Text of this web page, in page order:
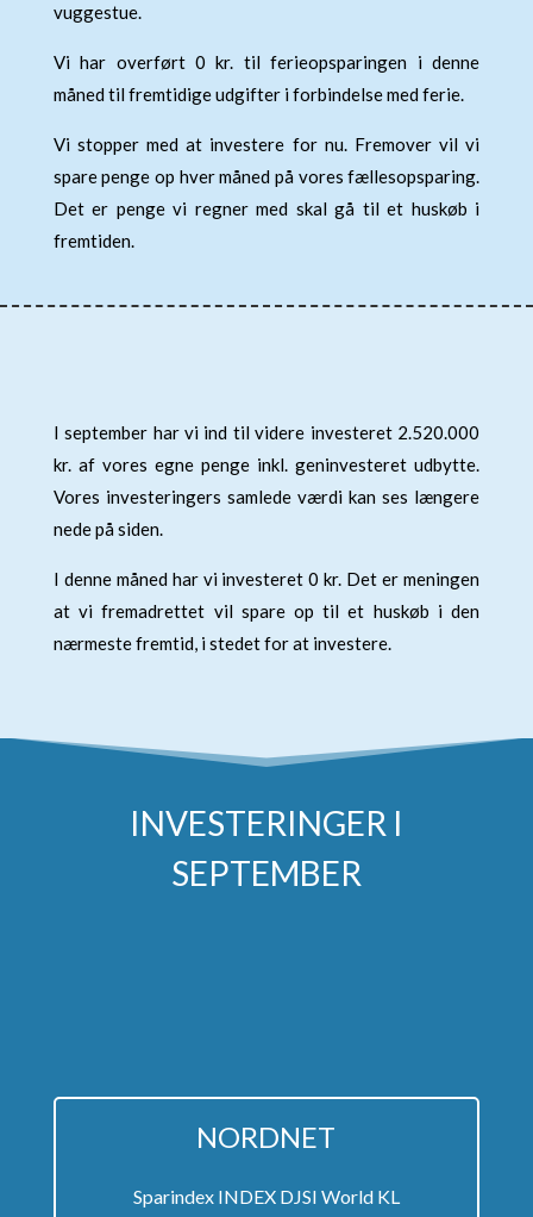
vuggestue.
Vi har overført 0 kr. til ferieopsparingen i denne
måned til fremtidige udgifter i forbindelse med ferie.
Vi stopper med at investere for nu. Fremover vil vi
spare penge op hver måned på vores fællesopsparing.
Det er penge vi regner med skal gå til et huskøb i
fremtiden.
I september har vi ind til videre investeret 2.520.000
kr. af vores egne penge inkl. geninvesteret udbytte.
Vores investeringers samlede værdi kan ses længere
nede på siden.
I denne måned har vi investeret 0 kr. Det er meningen
at vi fremadrettet vil spare op til et huskøb i den
nærmeste fremtid, i stedet for at investere.
INVESTERINGER I
SEPTEMBER
NORDNET
Sparindex INDEX DJSI World KL